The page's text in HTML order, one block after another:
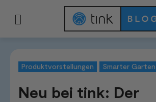
Produktvorstellungen Smarter Garten
Neu bei tink: Der